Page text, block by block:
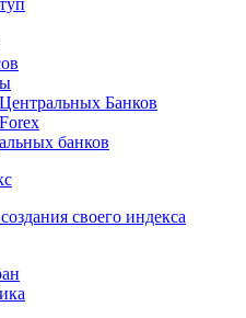
дневный
базу данных
Банков
банков
своего индекса